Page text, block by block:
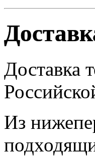
Доставка
Из